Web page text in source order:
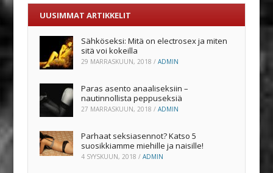
UUSIMMAT ARTIKKELIT
Sähköseksi: Mitä on electrosex ja miten
sitä voi kokeilla
29 MARRASKUUN, 2018 /ADMIN
Paras asento anaaliseksiin –
nautinnollista peppuseksiä
27 MARRASKUUN, 2018 /ADMIN
Parhaat seksiasennot? Katso 5
suosikkiamme miehille ja naisille!
4 SYYSKUUN, 2018 /ADMIN